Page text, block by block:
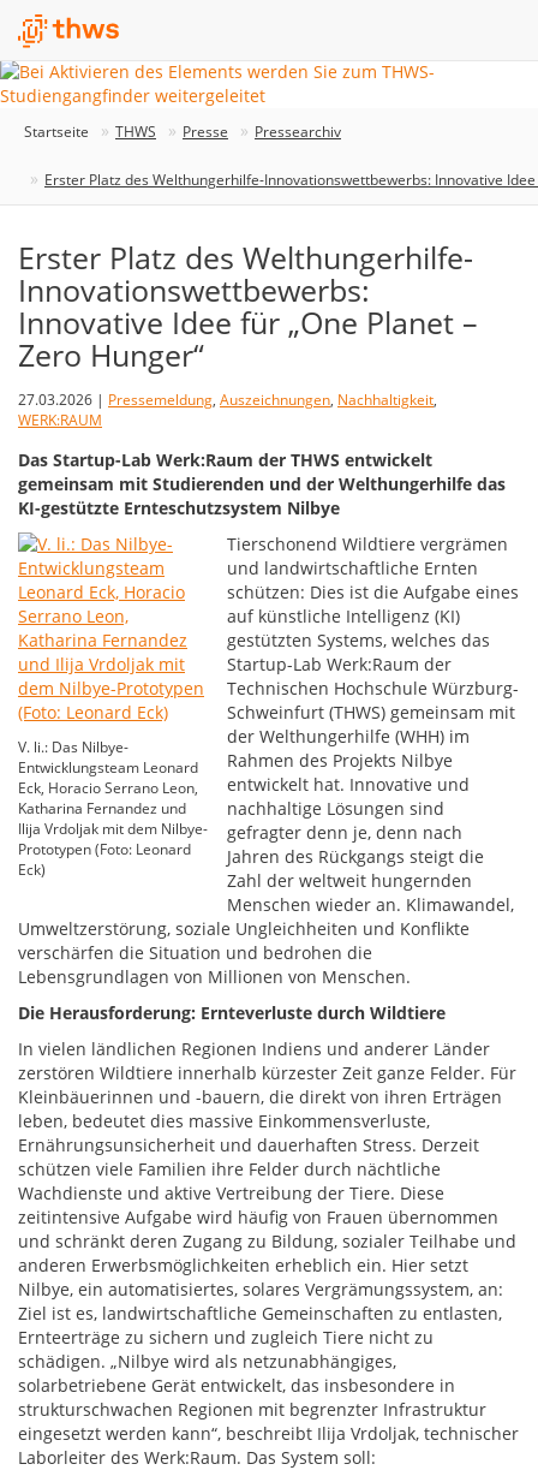
Startseite THWS Presse Pressearchiv
Erster Platz des Welthungerhilfe-Innovationswettbewerbs: Innovative
Erster Platz des Welthungerhilfe-
Innovationswettbewerbs:
Innovative Idee für „One Planet –
Zero Hunger“
27.03.2026 | Pressemeldung, Auszeichnungen, Nachhaltigkeit,
WERK:RAUM
Das Startup-Lab Werk:Raum der THWS entwickelt
gemeinsam mit Studierenden und der Welthungerhilfe das
KI-gestützte Ernteschutzsystem Nilbye
V. li.: Das Nilbye-
Entwicklungsteam Leonard
Eck, Horacio Serrano Leon,
Katharina Fernandez und
Ilija Vrdoljak mit dem Nilbye-
Prototypen (Foto: Leonard
Eck)
Tierschonend Wildtiere vergrämen
und landwirtschaftliche Ernten
schützen: Dies ist die Aufgabe eines
auf künstliche Intelligenz (KI)
gestützten Systems, welches das
Startup-Lab Werk:Raum der
Technischen Hochschule Würzburg-
Schweinfurt (THWS) gemeinsam mit
der Welthungerhilfe (WHH) im
Rahmen des Projekts Nilbye
entwickelt hat. Innovative und
nachhaltige Lösungen sind
gefragter denn je, denn nach
Jahren des Rückgangs steigt die
Zahl der weltweit hungernden
Menschen wieder an. Klimawandel,
Umweltzerstörung, soziale Ungleichheiten und Konflikte
verschärfen die Situation und bedrohen die
Lebensgrundlagen von Millionen von Menschen.
Die Herausforderung: Ernteverluste durch Wildtiere
In vielen ländlichen Regionen Indiens und anderer Länder
zerstören Wildtiere innerhalb kürzester Zeit ganze Felder. Für
Kleinbäuerinnen und -bauern, die direkt von ihren Erträgen
leben, bedeutet dies massive Einkommensverluste,
Ernährungsunsicherheit und dauerhaften Stress. Derzeit
schützen viele Familien ihre Felder durch nächtliche
Wachdienste und aktive Vertreibung der Tiere. Diese
zeitintensive Aufgabe wird häufig von Frauen übernommen
und schränkt deren Zugang zu Bildung, sozialer Teilhabe und
anderen Erwerbsmöglichkeiten erheblich ein. Hier setzt
Nilbye, ein automatisiertes, solares Vergrämungssystem, an:
Ziel ist es, landwirtschaftliche Gemeinschaften zu entlasten,
Ernteerträge zu sichern und zugleich Tiere nicht zu
schädigen. „Nilbye wird als netzunabhängiges,
solarbetriebene Gerät entwickelt, das insbesondere in
strukturschwachen Regionen mit begrenzter Infrastruktur
eingesetzt werden kann“, beschreibt Ilija Vrdoljak, technischer
Laborleiter des Werk:Raum. Das System soll: